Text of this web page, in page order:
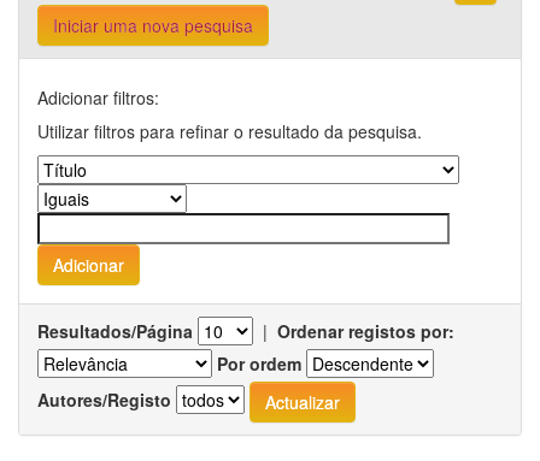
Iniciar uma nova pesquisa
Adicionar filtros:
Utilizar filtros para refinar o resultado da pesquisa.
Resultados/Página | Ordenar registos por:
Por ordem
Autores/Registo